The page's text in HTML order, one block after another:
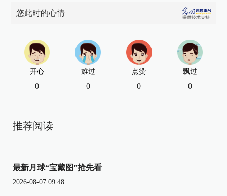
您此时的心情
开心
0
难过
0
点赞
0
飘过
0
推荐阅读
最新月球“宝藏图”抢先看
2026-08-07 09:48